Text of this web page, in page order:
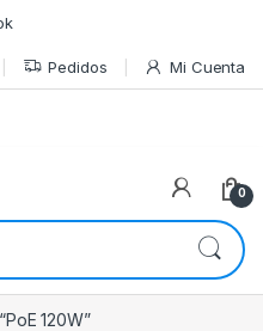
Pedidos Mi Cuenta
0
120W”